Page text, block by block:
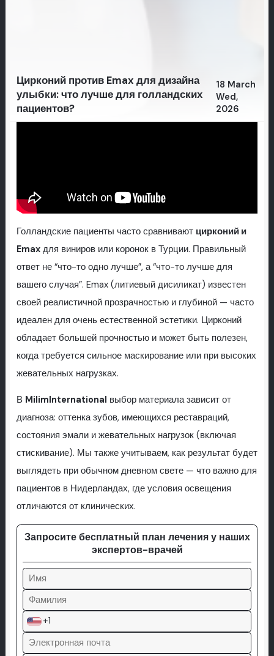
Цирконий против Emax для дизайна
улыбки: что лучше для голландских
пациентов?
18 March
Wed,
2026
Голландские пациенты часто сравнивают цирконий и
Emaxдля виниров или коронок в Турции. Правильный
ответ не “что-то одно лучше”, а “что-то лучше для
вашего случая”. Emax (литиевый дисиликат) известен
своей реалистичной прозрачностью и глубиной — часто
идеален для очень естественной эстетики. Цирконий
обладает большей прочностью и может быть полезен,
когда требуется сильное маскирование или при высоких
жевательных нагрузках.
В MilimInternational выбор материала зависит от
диагноза: оттенка зубов, имеющихся реставраций,
состояния эмали и жевательных нагрузок (включая
стискивание). Мы также учитываем, как результат будет
выглядеть при обычном дневном свете — что важно для
пациентов в Нидерландах, где условия освещения
отличаются от клинических.
Запросите бесплатный план лечения у наших
экспертов-врачей
+1